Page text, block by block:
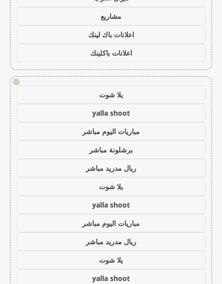
مشاريع
اعلانات باك لينك
اعلانات باكلينك
!
يلا شوت
yalla shoot
مباريات اليوم مباشر
برشلونة مباشر
ريال مدريد مباشر
يلا شوت
yalla shoot
مباريات اليوم مباشر
ريال مدريد مباشر
يلا شوت
yalla shoot